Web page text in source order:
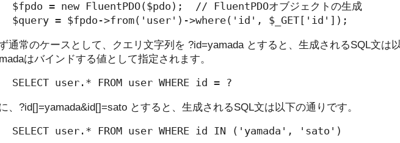
$fpdo = new FluentPDO($pdo);  // FluentPDOオブジェクトの生成
$query = $fpdo->from('user')->where('id', $_GET['id']);
通常のケースとして、クエリ文字列を ?id=yamada とすると、生成されるSQL文は
はバインドする値として指定されます。
、?id[]=yamada&id[]=sato とすると、生成されるSQL文は以下の通りです。